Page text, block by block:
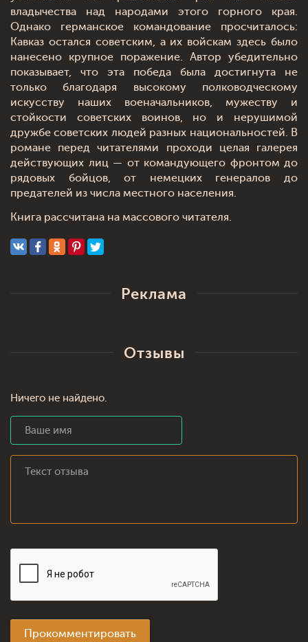
владычества над народами этого горного края.
Однако германское командование просчиталось:
Кавказ остался советским, а их войскам здесь было
нанесено крупное поражение. Автор убедительно
показывает, что эта победа была достигнута не
только благодаря высокому полководческому
искусству наших военачальников, мужеству и
стойкости советских воинов, но и нерушимой
дружбе советских людей разных национальностей. В
романе перед читателями проходи целая галерея
действующих лиц — от командующего фронтом до
рядовых бойцов, от немецких генералов до
предателей из числа местного населения.
Книга рассчитана на массового читателя.
Реклама
Отзывы
Ничего не найдено.
Прокомментировать